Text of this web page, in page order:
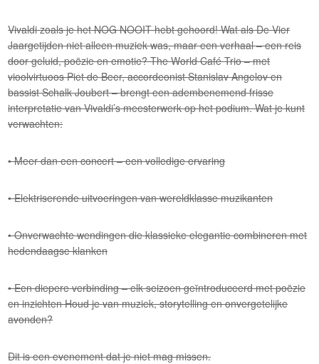
Vivaldi zoals je het NOG NOOIT hebt gehoord! Wat als De Vier
Jaargetijden niet alleen muziek was, maar een verhaal – een reis
door geluid, poëzie en emotie? The World Café Trio – met
vioolvirtuoos Piet de Beer, accordeonist Stanislav Angelov en
bassist Schalk Joubert – brengt een adembenemend frisse
interpretatie van Vivaldi’s meesterwerk op het podium. Wat je kunt
verwachten:
• Meer dan een concert – een volledige ervaring
• Elektriserende uitvoeringen van wereldklasse muzikanten
• Onverwachte wendingen die klassieke elegantie combineren met
hedendaagse klanken
• Een diepere verbinding – elk seizoen geïntroduceerd met poëzie
en inzichten Houd je van muziek, storytelling en onvergetelijke
avonden?
Dit is een evenement dat je niet mag missen.